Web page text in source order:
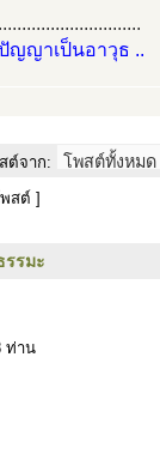
ญญาเป็นอาวุธ ..
ต์จาก:
สต์ ]
รรมะ
ท่าน